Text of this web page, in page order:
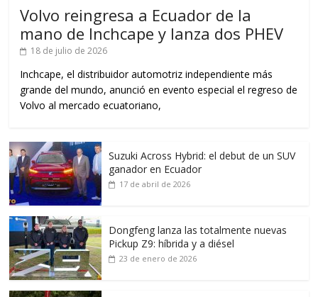
Volvo reingresa a Ecuador de la
mano de Inchcape y lanza dos PHEV
18 de julio de 2026
Inchcape, el distribuidor automotriz independiente más
grande del mundo, anunció en evento especial el regreso de
Volvo al mercado ecuatoriano,
Suzuki Across Hybrid: el debut de un SUV
ganador en Ecuador
17 de abril de 2026
Dongfeng lanza las totalmente nuevas
Pickup Z9: híbrida y a diésel
23 de enero de 2026